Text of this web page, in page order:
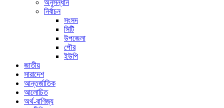
অনুসন্ধান
নির্বাচন
সংসদ
সিটি
উপজেলা
পৌর
ইউপি
জাতীয়
সারাদেশ
আন্তর্জাতিক
আলোচিত
অর্থ-বাণিজ্য